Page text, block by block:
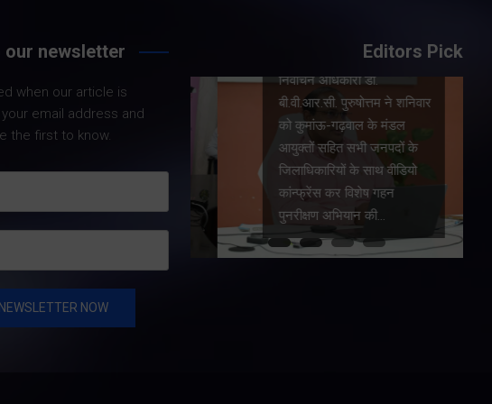
our newsletter
when our article is
email address and
the first to know.
Editors Pick
को मुख्यमंत्री कैंप
9लाख 87 हजार 17
करोड़ 32…
Share Nowदेहरादून। मुख्य
निर्वाचन अधिकारी डॉ.
बी.वी.आर.सी. पुरुषोत्तम ने शनिवार
को कुमांऊ-गढ़वाल के मंडल
आयुक्तों सहित सभी जनपदों के
जिलाधिकारियों के साथ वीडियो
कांन्फ्रेंस कर विशेष गहन
पुनरीक्षण अभियान की…